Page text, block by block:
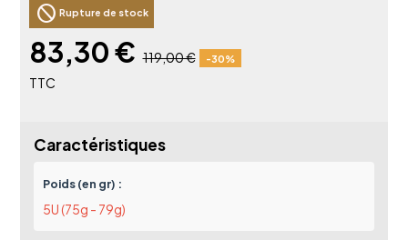
block Rupture de stock
83,30 € 119,00 € -30%
TTC
Caractéristiques
Poids (en gr) :
5U (75g - 79g)